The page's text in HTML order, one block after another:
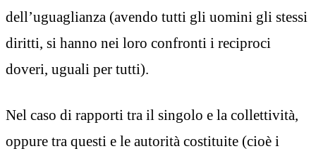
dell’uguaglianza (avendo tutti gli uomini gli stessi
diritti, si hanno nei loro confronti i reciproci
doveri, uguali per tutti).
Nel caso di rapporti tra il singolo e la collettività,
oppure tra questi e le autorità costituite (cioè i